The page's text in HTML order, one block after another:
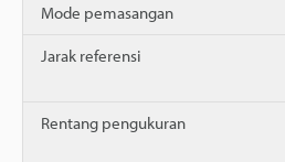
Mode pemasangan
Jarak referensi
Rentang pengukuran